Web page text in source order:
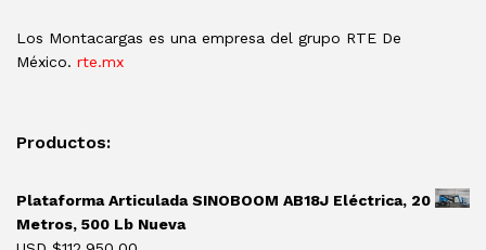
Los Montacargas es una empresa del grupo RTE De
México. rte.mx
Productos:
Plataforma Articulada SINOBOOM AB18J Eléctrica, 20
Metros, 500 Lb Nueva